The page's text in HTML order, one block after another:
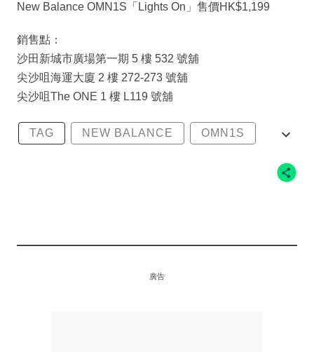
New Balance OMN1S「Lights On」售價HK$1,199
銷售點：
沙田新城市廣場第一期 5 樓 532 號舖
尖沙咀海運大廈 2 樓 272-273 號舖
尖沙咀The ONE 1 樓 L119 號舖
TAG NEW BALANCE OMN1S
廣告